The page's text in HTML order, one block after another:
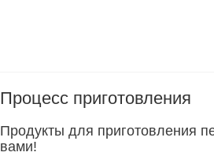
Процесс приготовления
Продукты для приготовления
вами!